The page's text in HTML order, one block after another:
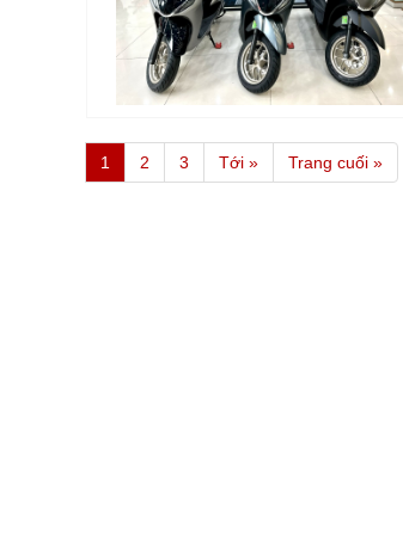
1 2 3 Tới » Trang cuối »